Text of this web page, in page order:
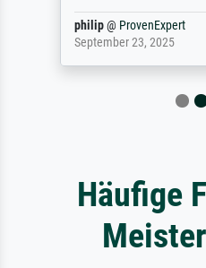
philip@ ProvenExpert
September 23, 2025
Häufige